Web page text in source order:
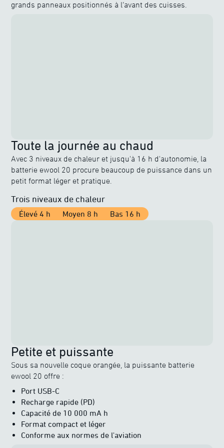
grands panneaux positionnés à l’avant des cuisses.
Toute la journée au chaud
Avec 3 niveaux de chaleur et jusqu'à 16 h d'autonomie, la
batterie ewool 20 procure beaucoup de puissance dans un
petit format léger et pratique.
Trois niveaux de chaleur
Élevé 4 h Moyen 8 h Bas 16 h
Petite et puissante
Sous sa nouvelle coque orangée, la puissante batterie
ewool 20 offre :
Port USB-C
Recharge rapide (PD)
Capacité de 10 000 mA h
Format compact et léger
Conforme aux normes de l'aviation